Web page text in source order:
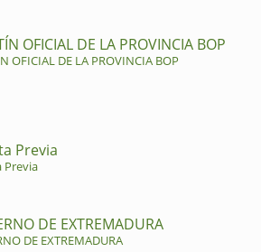
OFICIAL DE LA PROVINCIA BOP
OFICIAL DE LA PROVINCIA BOP
Previa
Previa
DE EXTREMADURA
DE EXTREMADURA